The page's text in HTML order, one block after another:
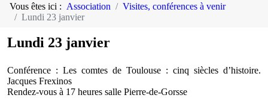
Vous êtes ici : Association
Visites, conférences à venir
Lundi 23 janvier
Lundi 23 janvier
Conférence : Les comtes de Toulouse : cinq siècles d’histoire.
Jacques Frexinos
Rendez-vous à 17 heures salle Pierre-de-Gorsse